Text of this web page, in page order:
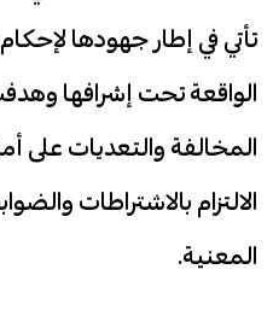
تأتي في إطار جهودها
الواقعة تحت إشرافها
المخالفة والتعديات على
الالتزام بالاشتراطات
المعنية.